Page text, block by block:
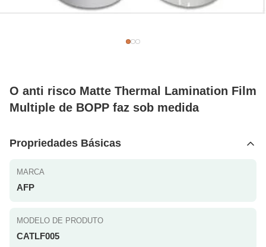
O anti risco Matte Thermal Lamination Film
Multiple de BOPP faz sob medida
Propriedades Básicas
MARCA
AFP
MODELO DE PRODUTO
CATLF005